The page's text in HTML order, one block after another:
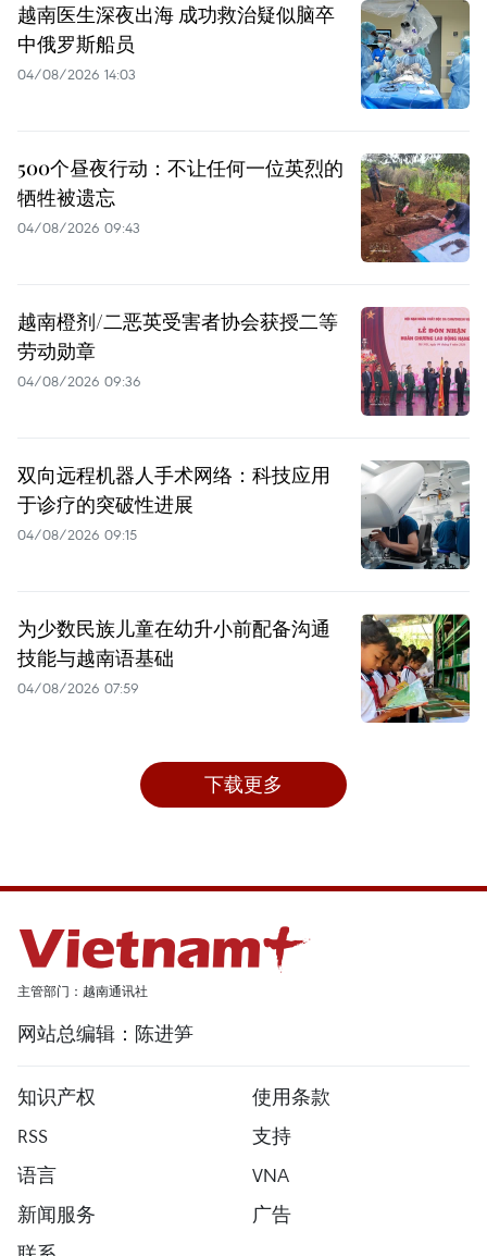
越南医生深夜出海 成功救治疑似脑卒
中俄罗斯船员
04/08/2026 14:03
500个昼夜行动：不让任何一位英烈的
牺牲被遗忘
04/08/2026 09:43
越南橙剂/二恶英受害者协会获授二等
劳动勋章
04/08/2026 09:36
双向远程机器人手术网络：科技应用
于诊疗的突破性进展
04/08/2026 09:15
为少数民族儿童在幼升小前配备沟通
技能与越南语基础
04/08/2026 07:59
下载更多
主管部门：越南通讯社
网站总编辑：陈进笋
知识产权
使用条款
RSS
支持
语言
VNA
新闻服务
广告